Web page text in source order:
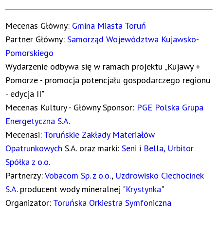
Mecenas Główny: Gmina Miasta Toruń
Partner Główny:Samorząd Województwa Kujawsko-
Pomorskiego
Wydarzenie odbywa się w ramach projektu „Kujawy +
Pomorze - promocja potencjału gospodarczego regionu
- edycja II"
Mecenas Kultury - Główny Sponsor: PGE Polska Grupa
Energetyczna S.A.
Mecenasi: Toruńskie Zakłady Materiałów
Opatrunkowych S.A. oraz marki:Seni i Bella, Urbitor
Spółka z o.o.
Partnerzy:Vobacom Sp. z o.o., Uzdrowisko Ciechocinek
S.A.producent wody mineralnej "Krystynka"
Organizator: Toruńska Orkiestra Symfoniczna